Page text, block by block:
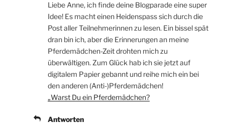
Liebe Anne, ich finde deine Blogparade eine super
Idee! Es macht einen Heidenspass sich durch die
Post aller Teilnehmerinnen zu lesen. Ein bissel spät
dran bin ich, aber die Erinnerungen an meine
Pferdemädchen-Zeit drohten mich zu
überwältigen. Zum Glück hab ich sie jetzt auf
digitalem Papier gebannt und reihe mich ein bei
den anderen (Anti-)Pferdemädchen!
„Warst Du ein Pferdemädchen?
Antworten